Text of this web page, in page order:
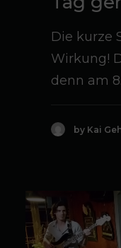
Die kurze
Wirkung!
denn am
by Kai